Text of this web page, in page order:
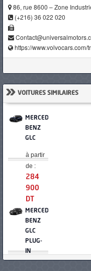
86, rue 8600 – Zone
(+216) 36 022 020
https://www.volvocars.com/
» VOITURES SIMILAIRES
MERCEDES-
BENZ
GLC
à partir
de :
284
900
DT
MERCEDES-
BENZ
GLC
PLUG-
IN
HYBRIDE